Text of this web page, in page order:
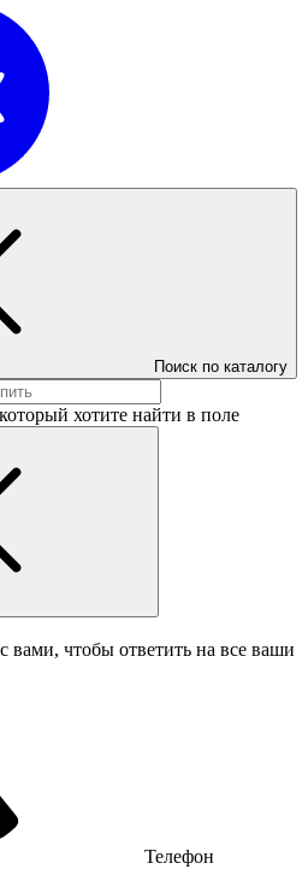
Поиск по каталогу
хотите найти в поле
вами, чтобы ответить на все ваши
Телефон